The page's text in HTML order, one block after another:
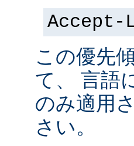
Accept-
この優先
て、 言語
のみ適用
さい。